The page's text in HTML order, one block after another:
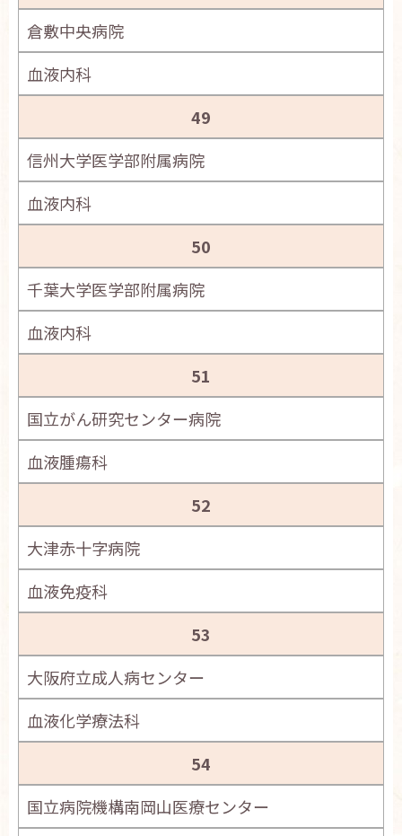
倉敷中央病院
血液内科
49
信州大学医学部附属病院
血液内科
50
千葉大学医学部附属病院
血液内科
51
国立がん研究センター病院
血液腫瘍科
52
大津赤十字病院
血液免疫科
53
大阪府立成人病センター
血液化学療法科
54
国立病院機構南岡山医療センター